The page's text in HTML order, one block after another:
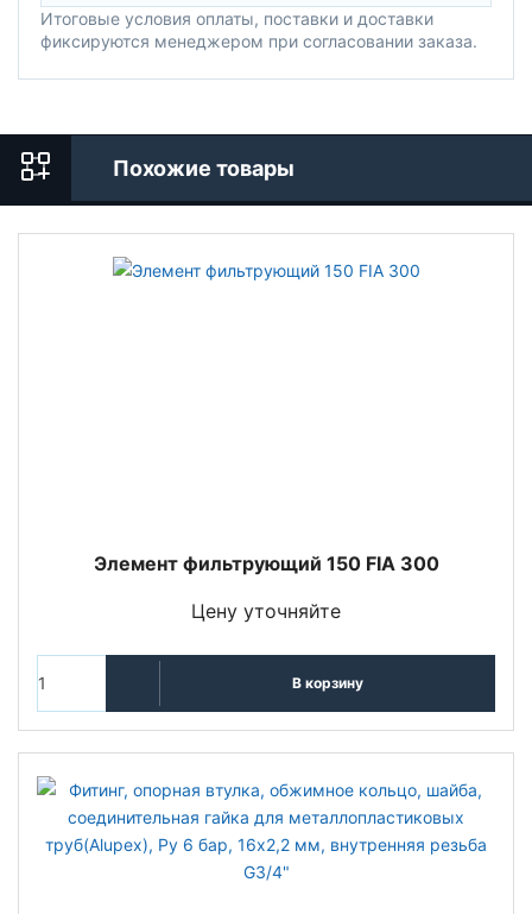
Итоговые условия оплаты, поставки и доставки
фиксируются менеджером при согласовании заказа.
Похожие товары
Элемент фильтрующий 150 FIA 300
Цену уточняйте
В корзину